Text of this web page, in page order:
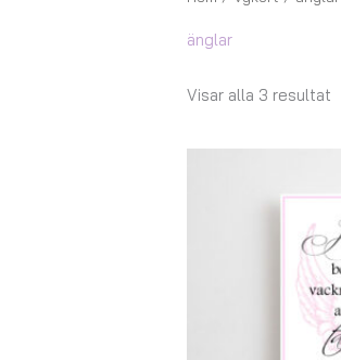
änglar
Visar alla 3 resultat